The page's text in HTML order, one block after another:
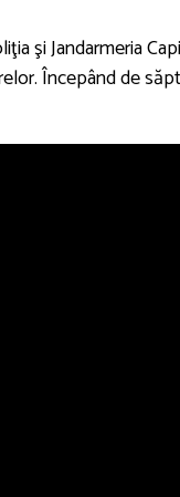
şi Jandarmeria
Începând de